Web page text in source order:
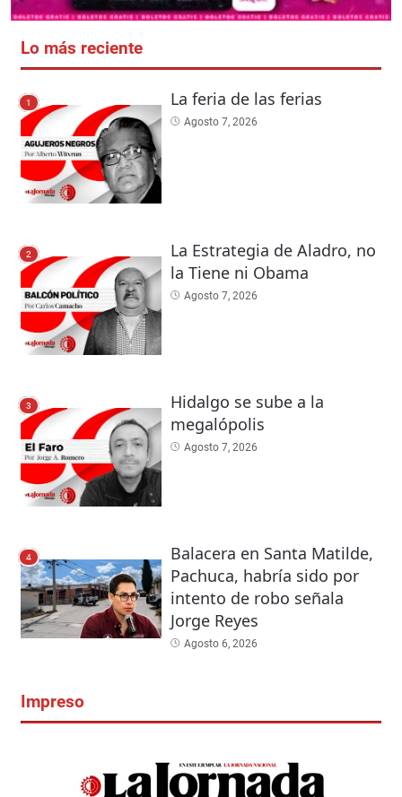
Lo más reciente
1 La feria de las ferias
Agosto 7, 2026
2
La Estrategia de Aladro, no
la Tiene ni Obama
Agosto 7, 2026
3
Hidalgo se sube a la
megalópolis
Agosto 7, 2026
4
Balacera en Santa Matilde,
Pachuca, habría sido por
intento de robo señala
Jorge Reyes
Agosto 6, 2026
Impreso